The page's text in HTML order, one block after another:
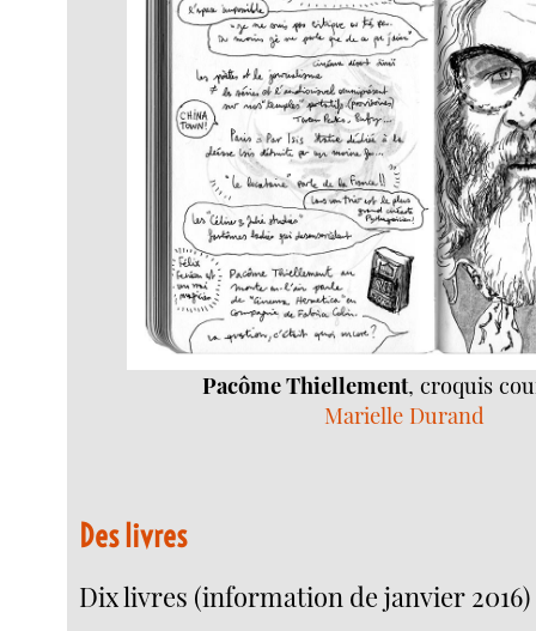
Pacôme Thiellement, croquis
Marielle Durand
Des livres
Dix livres (information de janvier 2016)